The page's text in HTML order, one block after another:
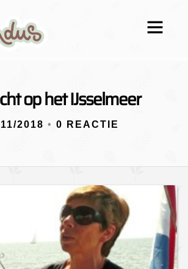
op het IJsselmeer
2018 • 0 REACTIE